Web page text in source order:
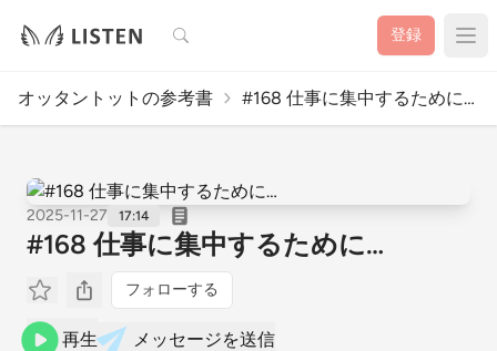
検索 登録
オッタントットの参考書 #168 仕事に集中するために…
2025-11-27 17:14
#168 仕事に集中するために…
フォローする
再生 メッセージを送信